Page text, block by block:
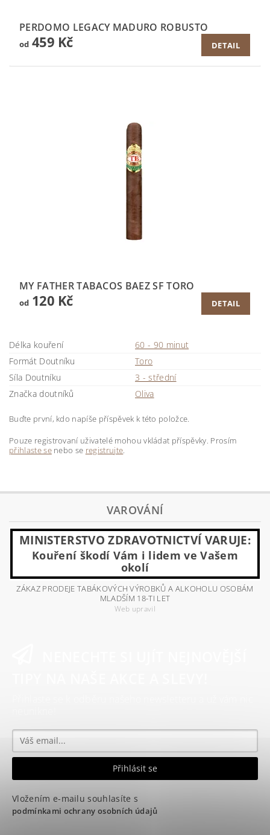
PERDOMO LEGACY MADURO ROBUSTO
od459 Kč DETAIL
MY FATHER TABACOS BAEZ SF TORO
od120 Kč DETAIL
Délka kouření
60 - 90 minut
Formát Doutníku
Toro
Síla Doutníku
3 - střední
Značka doutníků
Oliva
Buďte první, kdo napíše příspěvek k této položce.
Pouze registrovaní uživatelé mohou vkládat příspěvky. Prosím
přihlaste senebo se registrujte
VAROVÁNÍ
MINISTERSTVO ZDRAVOTNICTVÍ VARUJE:
Kouření škodí Vám i lidem ve Vašem
okolí
ZÁKAZ PRODEJE TABÁKOVÝCH VÝROBKŮ A ALKOHOLU OSOBÁM
MLADŠÍM 18-TI LET
Web upravil
Vložením e-mailu souhlasíte s
podmínkami ochrany osobních údajů